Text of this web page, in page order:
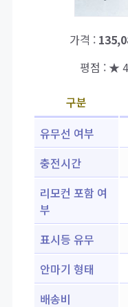
가격 :
평점 : ★
구분
유무선 여부
충전시간
리모컨 포함 여
부
표시등 유무
안마기 형태
배송비